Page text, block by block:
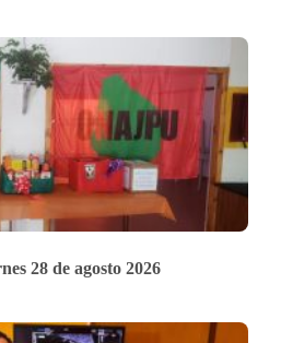
28 de agosto 2026